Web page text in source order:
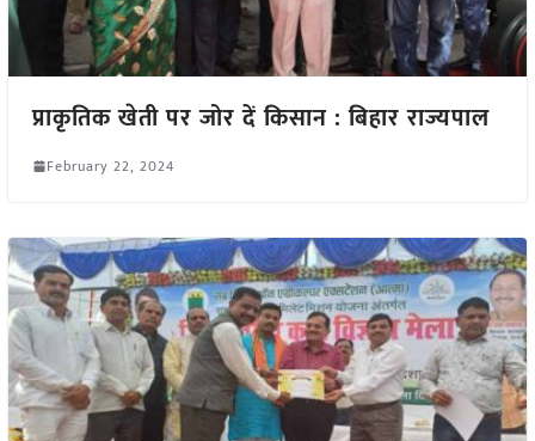
प्राकृतिक खेती पर जोर दें किसान : बिहार राज्यपाल
February 22, 2024